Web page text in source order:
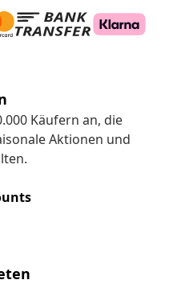
Käufern an, die
Aktionen und